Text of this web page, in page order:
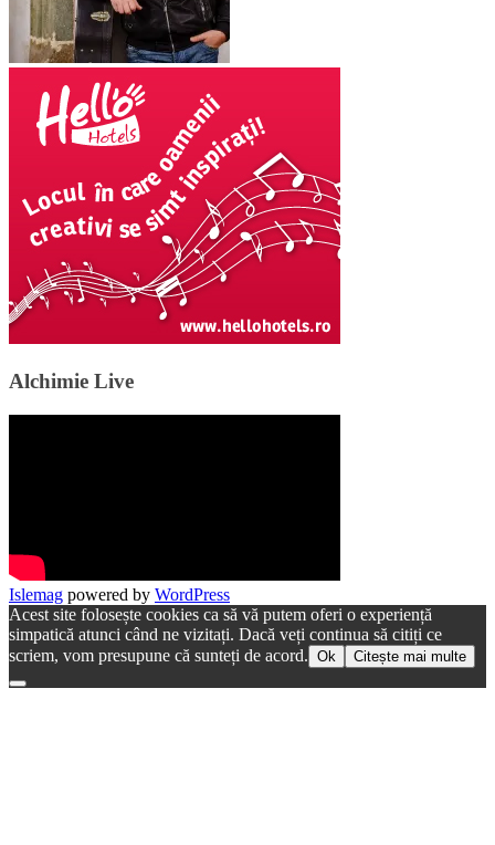
Alchimie Live
Islemag powered by WordPress
Acest site folosește cookies ca să vă putem oferi o experiență
simpatică atunci când ne vizitați. Dacă veți continua să citiți ce
scriem, vom presupune că sunteți de acord. Ok Citește mai multe